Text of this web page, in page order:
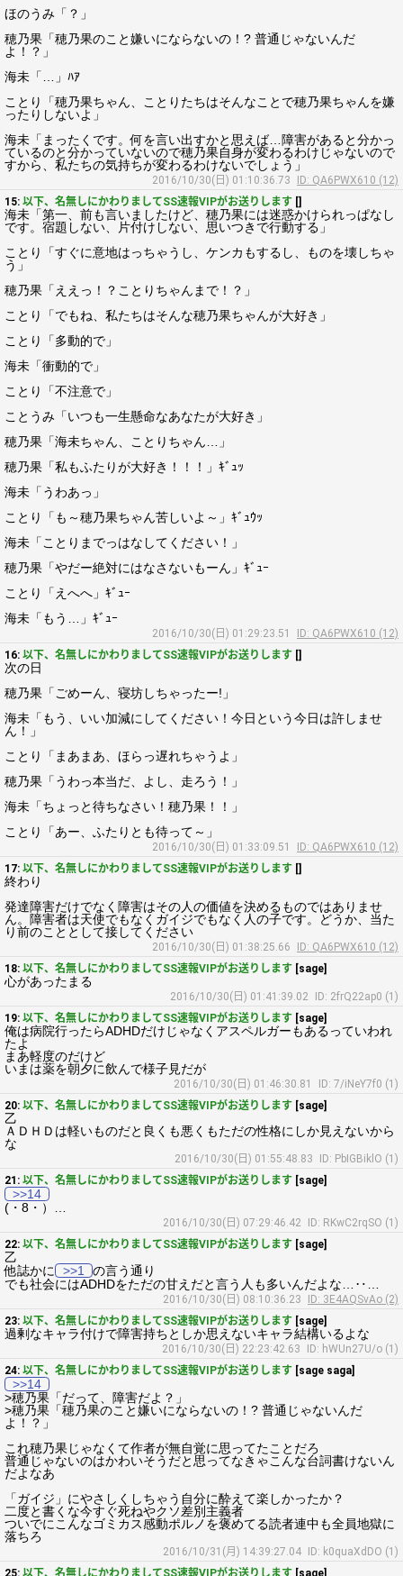
ほのうみ「？」
穂乃果「穂乃果のこと嫌いにならないの！? 普通じゃないんだ
よ！？」
海未「…」ﾊｱ
ことり「穂乃果ちゃん、ことりたちはそんなことで穂乃果ちゃんを嫌
ったりしないよ」
海未「まったくです。何を言い出すかと思えば…障害があると分かっ
ているのと分かっていないので穂乃果自身が変わるわけじゃないので
すから、私たちの気持ちが変わるわけないでしょう」
2016/10/30(日) 01:10:36.73
ID: QA6PWX610 (12)
15: 以下、名無しにかわりましてSS速報VIPがお送りします []
海未「第一、前も言いましたけど、穂乃果には迷惑かけられっぱなし
です。宿題しない、片付けしない、思いつきで行動する」
ことり「すぐに意地はっちゃうし、ケンカもするし、ものを壊しちゃ
う」
穂乃果「ええっ！？ことりちゃんまで！？」
ことり「でもね、私たちはそんな穂乃果ちゃんが大好き」
ことり「多動的で」
海未「衝動的で」
ことり「不注意で」
ことうみ「いつも一生懸命なあなたが大好き」
穂乃果「海未ちゃん、ことりちゃん…」
穂乃果「私もふたりが大好き！！！」ｷﾞｭｯ
海未「うわあっ」
ことり「も～穂乃果ちゃん苦しいよ～」ｷﾞｭｳｯ
海未「ことりまでっはなしてください！」
穂乃果「やだー絶対にはなさないもーん」ｷﾞｭｰ
ことり「えへへ」ｷﾞｭｰ
海未「もう…」ｷﾞｭｰ
2016/10/30(日) 01:29:23.51
ID: QA6PWX610 (12)
16: 以下、名無しにかわりましてSS速報VIPがお送りします []
次の日
穂乃果「ごめーん、寝坊しちゃったー!」
海未「もう、いい加減にしてください！今日という今日は許しませ
ん！」
ことり「まあまあ、ほらっ遅れちゃうよ」
穂乃果「うわっ本当だ、よし、走ろう！」
海未「ちょっと待ちなさい！穂乃果！！」
ことり「あー、ふたりとも待って～」
2016/10/30(日) 01:33:09.51
ID: QA6PWX610 (12)
17: 以下、名無しにかわりましてSS速報VIPがお送りします []
終わり
発達障害だけでなく障害はその人の価値を決めるものではありませ
ん。障害者は天使でもなくガイジでもなく人の子です。どうか、当た
り前のこととして接してください
2016/10/30(日) 01:38:25.66
ID: QA6PWX610 (12)
18: 以下、名無しにかわりましてSS速報VIPがお送りします [sage]
心があったまる
2016/10/30(日) 01:41:39.02
ID: 2frQ22ap0 (1)
19: 以下、名無しにかわりましてSS速報VIPがお送りします [sage]
俺は病院行ったらADHDだけじゃなくアスペルガーもあるっていわれ
たよ
まあ軽度のだけど
いまは薬を朝夕に飲んで様子見だが
2016/10/30(日) 01:46:30.81
ID: 7/iNeY7f0 (1)
20: 以下、名無しにかわりましてSS速報VIPがお送りします [sage]
乙
ＡＤＨＤは軽いものだと良くも悪くもただの性格にしか見えないから
な
2016/10/30(日) 01:55:48.83
ID: PbIGBiklO (1)
21: 以下、名無しにかわりましてSS速報VIPがお送りします [sage]
>>14
(・8・）…
2016/10/30(日) 07:29:46.42
ID: RKwC2rqSO (1)
22: 以下、名無しにかわりましてSS速報VIPがお送りします [sage]
乙
他誌かに
>>1
の言う通り
でも社会にはADHDをただの甘えだと言う人も多いんだよな…‥…
2016/10/30(日) 08:10:36.23
ID: 3E4AQSvAo (2)
23: 以下、名無しにかわりましてSS速報VIPがお送りします [sage]
過剰なキャラ付けで障害持ちとしか思えないキャラ結構いるよな
2016/10/30(日) 22:23:42.63
ID: hWUn27U/o (1)
24: 以下、名無しにかわりましてSS速報VIPがお送りします [sage saga]
>>14
>穂乃果「だって、障害だよ？」
>穂乃果「穂乃果のこと嫌いにならないの！? 普通じゃないんだ
よ！？」
これ穂乃果じゃなくて作者が無自覚に思ってたことだろ
普通じゃないのはかわいそうだと思ってなきゃこんな台詞書けないん
だよなあ
「ガイジ」にやさしくしちゃう自分に酔えて楽しかったか？
二度と書くな今すぐ死ねやクソ差別主義者
ついでにこんなゴミカス感動ポルノを褒めてる読者連中も全員地獄に
落ちろ
2016/10/31(月) 14:39:27.04
ID: k0quaXdDO (1)
25: 以下、名無しにかわりましてSS速報VIPがお送りします [sage]